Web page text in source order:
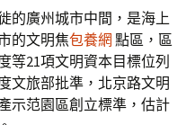
的廣州城市中間，是海上
的文明焦包養網 點區，區
等21項文明資本目標位列
文旅部批準，北京路文明
示范園區創立標準，估計